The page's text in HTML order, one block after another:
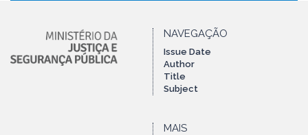
NAVEGAÇÃO
Issue Date
Author
Title
Subject
MAIS